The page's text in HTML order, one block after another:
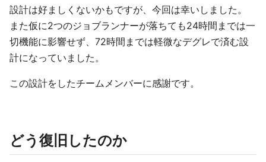
設計は好ましくないかもですが、今回は幸いしました。
また仮に2つのジョブランナーが落ちても24時間までは一
切機能に影響せず、72時間までは軽微なデグレで済む設
計になっていました。
この設計をしたチームメンバーに感謝です。
どう復旧したのか